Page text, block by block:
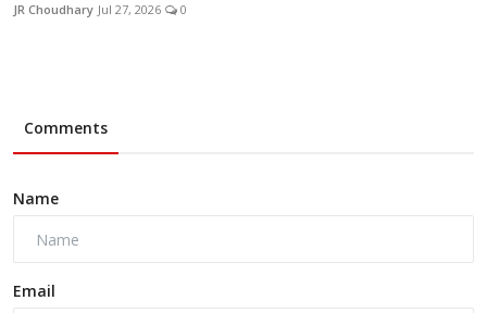
JR Choudhary Jul 27, 2026 0
Comments
Name
Email